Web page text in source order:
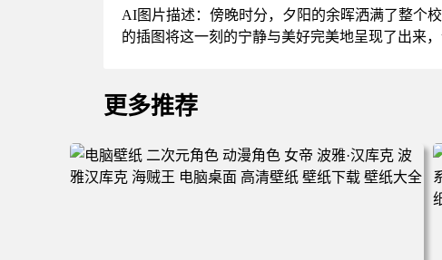
AI图片描述：傍晚时分，夕阳的余晖洒满了整个
的插图将这一刻的宁静与美好完美地呈现了出来
更多推荐